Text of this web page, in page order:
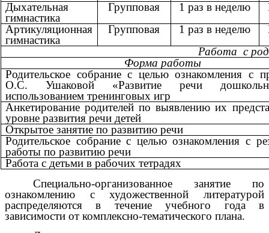
Дыхательная
гимнастика
Групповая 1 раз в неделю
Артикуляционная
гимнастика
Групповая 1 раз в неделю
Работа с
Форма работы
Родительское собрание с целью ознакомления с
О.С. Ушаковой «Развитие речи
использованием тренинговых игр
Анкетирование родителей по выявлению их
уровне развития речи детей
Открытое занятие по развитию речи
Родительское собрание с целью ознакомления с
работы по развитию речи
Работа с детьми в рабочих тетрадях
Специально-организованное занятие по
ознакомлению с художественной литературой
распределяются в течение учебного года в
зависимости от комплексно-тематического плана.